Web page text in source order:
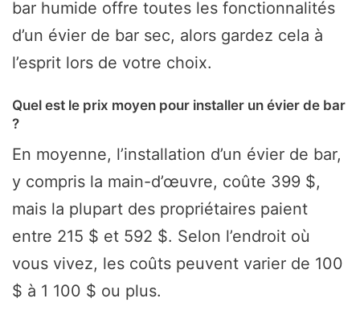
bar humide offre toutes les fonctionnalités
d’un évier de bar sec, alors gardez cela à
l’esprit lors de votre choix.
Quel est le prix moyen pour installer un évier de bar
?
En moyenne, l’installation d’un évier de bar,
y compris la main-d’œuvre, coûte 399 $,
mais la plupart des propriétaires paient
entre 215 $ et 592 $. Selon l’endroit où
vous vivez, les coûts peuvent varier de 100
$ à 1 100 $ ou plus.